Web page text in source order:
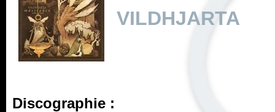
VILDHJARTA
Discographie :